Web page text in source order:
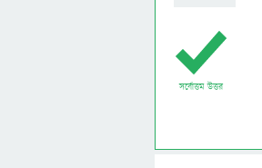
সর্বোত্তম উত্তর